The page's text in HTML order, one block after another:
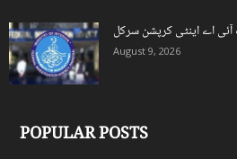
August 9, 2026
POPULAR POSTS